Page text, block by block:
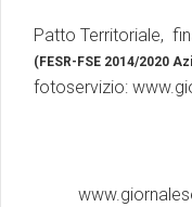
Patto Territoriale,
(FESR-FSE 2014/2020
fotoservizio: